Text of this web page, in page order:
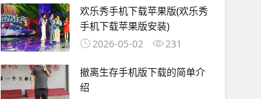
欢乐秀手机下载苹果版(欢乐秀
手机下载苹果版安装)
2026-05-02
231
撤离生存手机版下载的简单介
绍